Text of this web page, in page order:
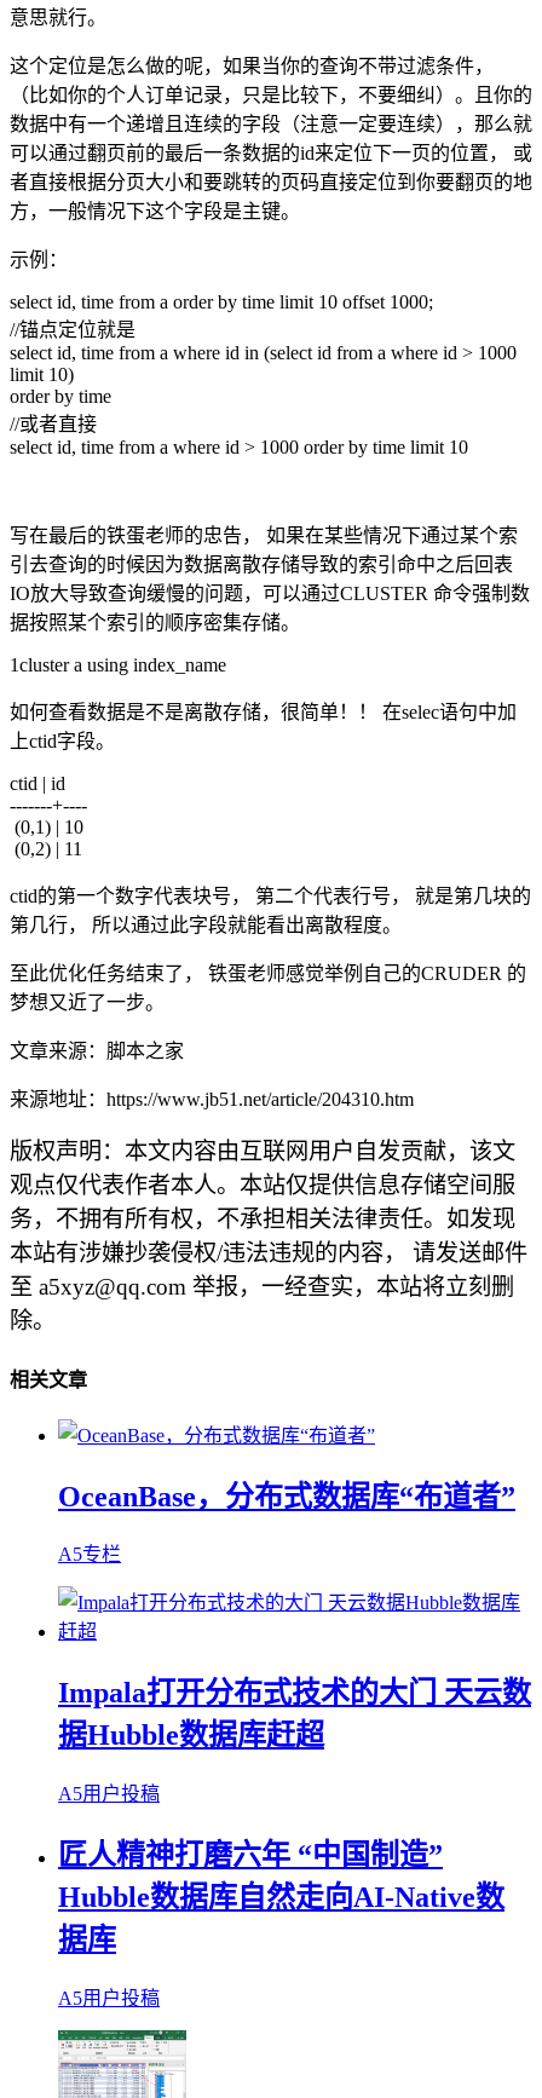
意思就行。
这个定位是怎么做的呢，如果当你的查询不带过滤条件，
（比如你的个人订单记录，只是比较下，不要细纠）。且你的
数据中有一个递增且连续的字段（注意一定要连续），那么就
可以通过翻页前的最后一条数据的id来定位下一页的位置， 或
者直接根据分页大小和要跳转的页码直接定位到你要翻页的地
方，一般情况下这个字段是主键。
示例：
select id, time from a order by time limit 10 offset 1000;
//锚点定位就是
select id, time from a where id in (select id from a where id > 1000
limit 10)
order by time
//或者直接
select id, time from a where id > 1000 order by time limit 10
写在最后的铁蛋老师的忠告， 如果在某些情况下通过某个索
引去查询的时候因为数据离散存储导致的索引命中之后回表
IO放大导致查询缓慢的问题，可以通过CLUSTER 命令强制数
据按照某个索引的顺序密集存储。
1cluster a using index_name
如何查看数据是不是离散存储，很简单！！ 在selec语句中加
上ctid字段。
ctid | id
-------+----
(0,1) | 10
(0,2) | 11
ctid的第一个数字代表块号， 第二个代表行号， 就是第几块的
第几行， 所以通过此字段就能看出离散程度。
至此优化任务结束了， 铁蛋老师感觉举例自己的CRUDER 的
梦想又近了一步。
文章来源：脚本之家
来源地址：https://www.jb51.net/article/204310.htm
版权声明：本文内容由互联网用户自发贡献，该文
观点仅代表作者本人。本站仅提供信息存储空间服
务，不拥有所有权，不承担相关法律责任。如发现
本站有涉嫌抄袭侵权/违法违规的内容， 请发送邮件
至 a5xyz@qq.com 举报，一经查实，本站将立刻删
除。
相关文章
OceanBase，分布式数据库“布道者”
A5专栏
Impala打开分布式技术的大门 天云数
据Hubble数据库赶超
A5用户投稿
匠人精神打磨六年 “中国制造”
Hubble数据库自然走向AI-Native数
据库
A5用户投稿